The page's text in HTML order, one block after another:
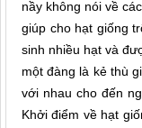
nầy không nói về
giúp cho hạt giống
sinh nhiều hạt và
một đàng là kẻ thù
với nhau cho đến
Khởi điểm về hạt